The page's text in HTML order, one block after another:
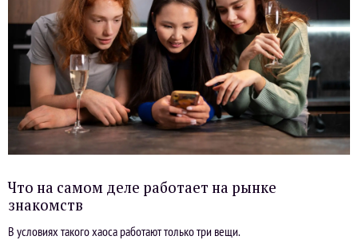
Что на самом деле работает на рынке
знакомств
В условиях такого хаоса работают только три вещи.